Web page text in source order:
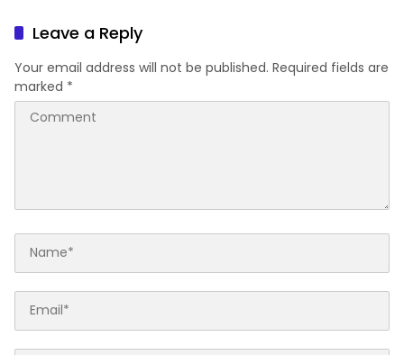
Leave a Reply
Your email address will not be published. Required fields are
marked *